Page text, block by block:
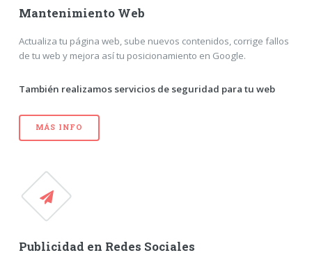
Mantenimiento Web
Actualiza tu página web, sube nuevos contenidos, corrige fallos
de tu web y mejora así tu posicionamiento en Google.
También realizamos servicios de seguridad para tu web
MÁS INFO
Publicidad en Redes Sociales